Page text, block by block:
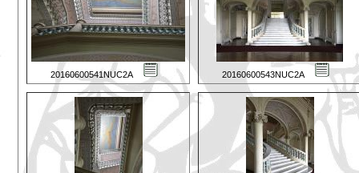
20160600541NUC2A 20160600543NUC2A